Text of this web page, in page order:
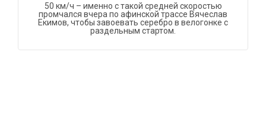
50 км/ч – именно с такой средней скоростью
промчался вчера по афинской трассе Вячеслав
Екимов, чтобы завоевать серебро в велогонке с
раздельным стартом.